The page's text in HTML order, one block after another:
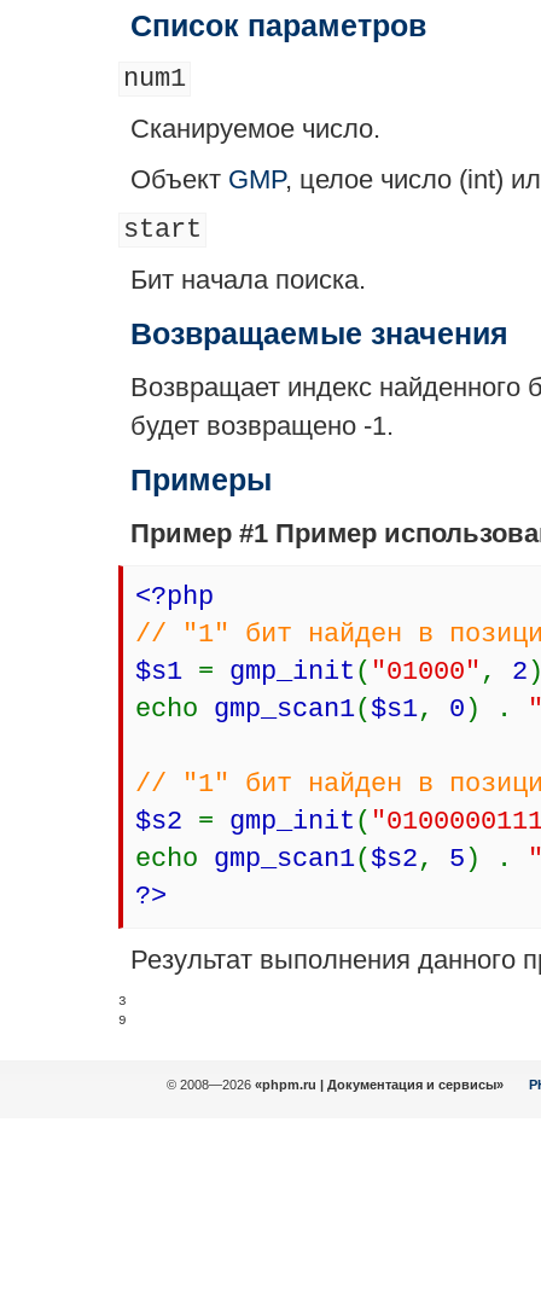
Список параметров
num1
Сканируемое число.
Объект GMP, целое число (int)
start
Бит начала поиска.
Возвращаемые значения
Возвращает индекс найденного
будет возвращено -1.
Примеры
Пример #1 Пример
<?php
// "1" бит найден в
$s1 = gmp_init ( "01000" , 2
echo gmp_scan1($s1, 0 ) .
// "1" бит найден в
$s2 = gmp_init (
echo gmp_scan1($s2, 5 ) .
?>
Результат выполнения данного
3
© 2008—2026 «phpm.ru | Документация и сервисы»